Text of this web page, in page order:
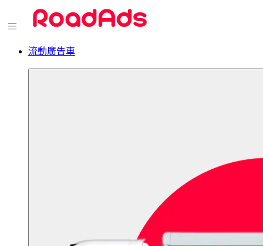
流動廣告車